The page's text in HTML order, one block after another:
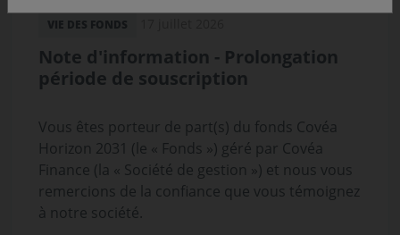
VIE DES FONDS
Note d'information - Prolongation
période de souscription
Vous êtes porteur de part(s) du fonds Covéa
Horizon 2031 (le « Fonds ») géré par Covéa
Finance (la « Société de gestion ») et nous vous
remercions de la confiance que vous témoignez
à notre société.